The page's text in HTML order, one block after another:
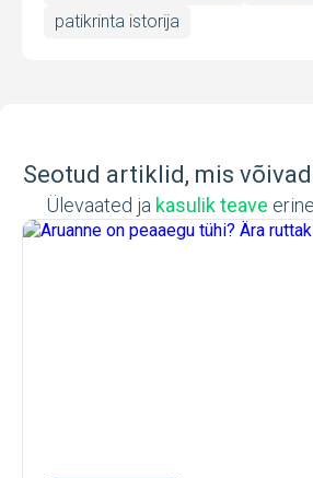
patikrinta istorija
Seotud artiklid, mis
Ülevaated ja kasulik teave